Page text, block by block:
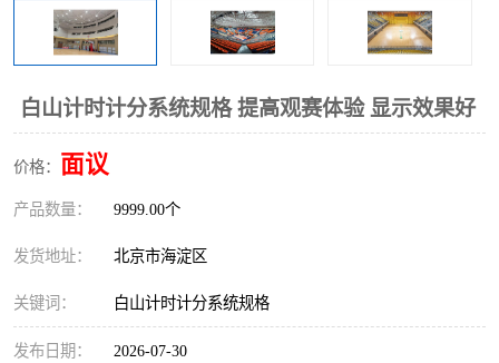
白山计时计分系统规格 提高观赛体验 显示效果好
价格： 面议
产品数量： 9999.00个
发货地址： 北京市海淀区
关键词： 白山计时计分系统规格
发布日期： 2026-07-30